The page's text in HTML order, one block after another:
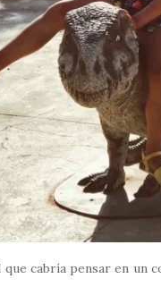
que cabría pensar en